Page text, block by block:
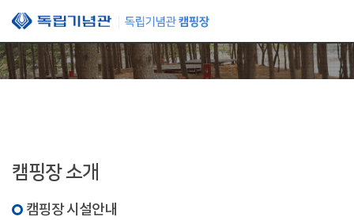
본문 바로가기
캠핑장 소개
캠핑장 시설안내